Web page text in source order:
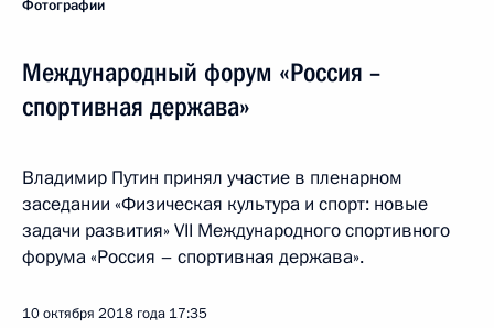
Фотографии
Международный форум «Россия –
спортивная держава»
Владимир Путин принял участие в пленарном
заседании «Физическая культура и спорт: новые
задачи развития» VII Международного спортивного
форума «Россия – спортивная держава».
10 октября 2018 года 17:35